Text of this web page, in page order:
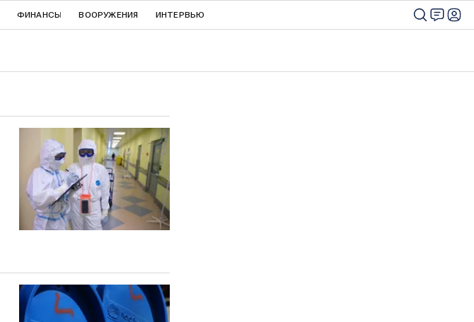
ФИНАНСЫ ВООРУЖЕНИЯ ИНТЕРВЬЮ